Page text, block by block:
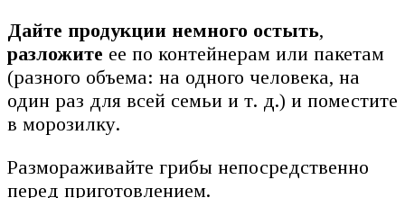
Дайте продукции немного остыть,
разложите ее по контейнерам или пакетам
(разного объема: на одного человека, на
один раз для всей семьи и т. д.) и поместите
в морозилку.
Размораживайте грибы непосредственно
перед приготовлением.